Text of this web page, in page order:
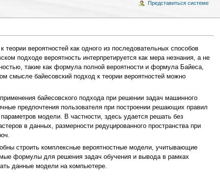
вероятностей как одного из последовательных способов
подходе вероятность интерпретируется как мера незнания, а не
такие как формула полной вероятности и формула Байеса,
смысле байесовский подход к теории вероятностей можно
байесовского подхода при решении задач машинного
предпочтения пользователя при построении решающих правил
модели. В частности, здесь удается решать без
в данных, размерности редуцированного пространства при
строить комплексные вероятностные модели, учитывающие
формулы для решения задач обучения и вывода в рамках
данные модели на компьютере.
Представиться системе